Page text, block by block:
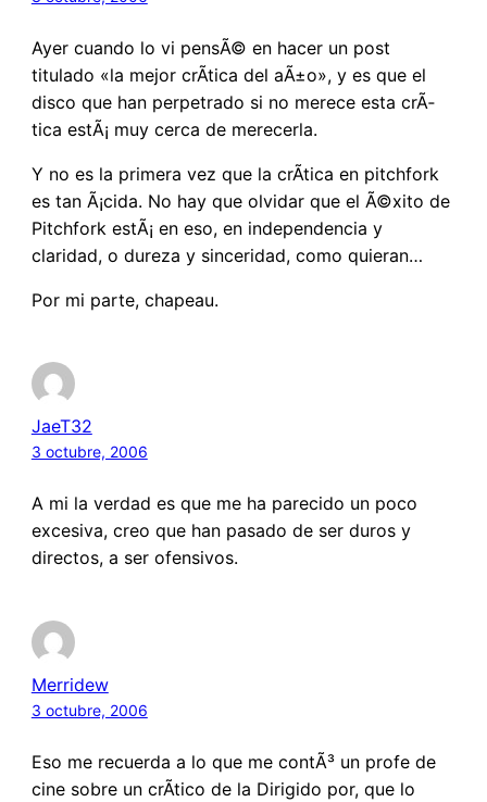
Ayer cuando lo vi pensÃ© en hacer un post
titulado «la mejor crÃ­tica del aÃ±o», y es que el
disco que han perpetrado si no merece esta crÃ­
tica estÃ¡ muy cerca de merecerla.
Y no es la primera vez que la crÃ­tica en pitchfork
es tan Ã¡cida. No hay que olvidar que el Ã©xito de
Pitchfork estÃ¡ en eso, en independencia y
claridad, o dureza y sinceridad, como quieran…
Por mi parte, chapeau.
JaeT32
3 octubre, 2006
A mi la verdad es que me ha parecido un poco
excesiva, creo que han pasado de ser duros y
directos, a ser ofensivos.
Merridew
3 octubre, 2006
Eso me recuerda a lo que me contÃ³ un profe de
cine sobre un crÃ­tico de la Dirigido por, que lo